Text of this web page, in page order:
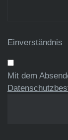
Einverständnis
Mit dem